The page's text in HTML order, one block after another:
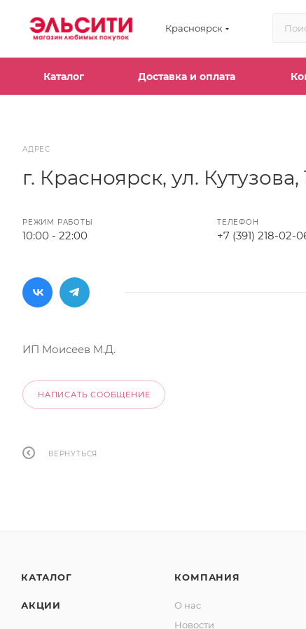
Красноярск
Каталог Доставка и оплата
АДРЕС
г. Красноярск, ул. Кутузова,
РЕЖИМ РАБОТЫ
10:00 - 22:00
ТЕЛЕФОН
+7 (391) 218-02-
ИП Моисеев М.Д.
НАПИСАТЬ СООБЩЕНИЕ
ВЕРНУТЬСЯ
КАТАЛОГ
АКЦИИ
КОМПАНИЯ
О нас
Новости